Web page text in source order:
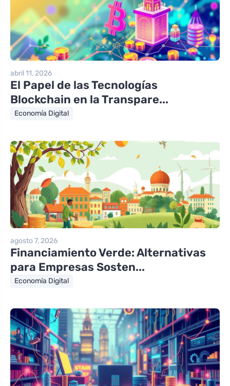
abril 11, 2026
El Papel de las Tecnologías
Blockchain en la Transpare...
Economía Digital
agosto 7, 2026
Financiamiento Verde: Alternativas
para Empresas Sosten...
Economía Digital